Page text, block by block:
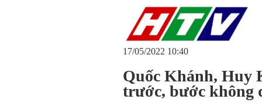
17/05/2022 10:40
Quốc Khánh, Huy
trước, bước không